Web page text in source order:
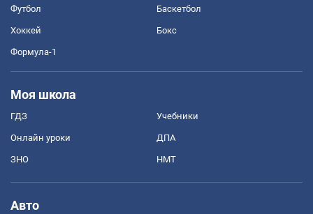
Футбол Баскетбол
Хоккей Бокс
Формула-1
Моя школа
ГДЗ Учебники
Онлайн уроки ДПА
ЗНО НМТ
Авто